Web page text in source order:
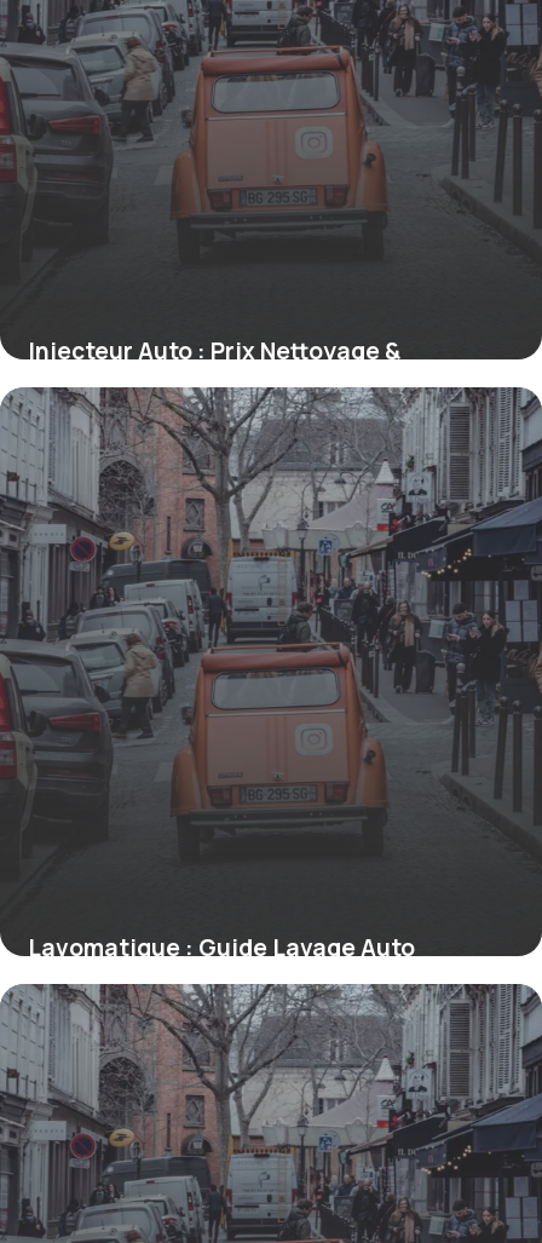
Injecteur Auto : Prix Nettoyage &
Remplacement
10 juillet 2026
Lavomatique : Guide Lavage Auto
Automatique 2026
9 juillet 2026